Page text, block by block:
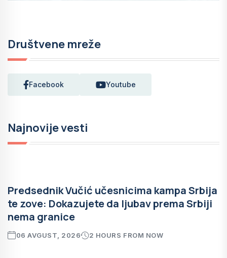
Društvene mreže
Facebook Youtube
Najnovije vesti
Predsednik Vučić učesnicima kampa Srbija
te zove: Dokazujete da ljubav prema Srbiji
nema granice
06 AVGUST, 2026 2 HOURS FROM NOW